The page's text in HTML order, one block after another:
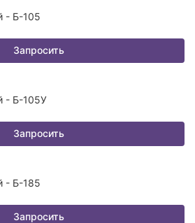
- Б-105
Запросить
- Б-105У
Запросить
- Б-185
Запросить